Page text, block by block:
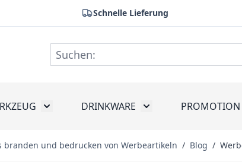
Schnelle Lieferung
for Schreibgeräte
Toggle submenu for Werkzeug
DRINKWARE Toggle submenu for
PROMOTION
branden und bedrucken von Werbeartikeln / Blog /